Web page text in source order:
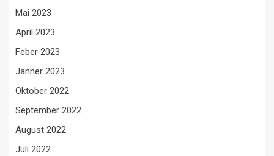
Mai 2023
April 2023
Feber 2023
Jänner 2023
Oktober 2022
September 2022
August 2022
Juli 2022